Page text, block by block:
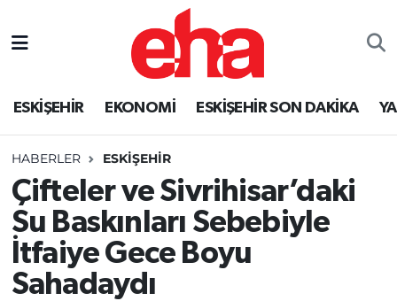
ESKİŞEHİR EKONOMİ ESKİŞEHİR SON DAKİKA
HABERLER ESKİŞEHİR
Çifteler ve Sivrihisar’daki
Su Baskınları Sebebiyle
İtfaiye Gece Boyu
Sahadaydı